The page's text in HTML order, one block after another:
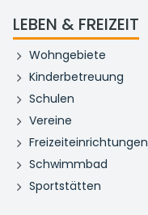
LEBEN & FREIZEIT
Wohngebiete
Kinderbetreuung
Schulen
Vereine
Freizeiteinrichtungen
Schwimmbad
Sportstätten